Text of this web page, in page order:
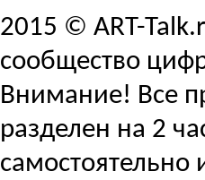
2015 © ART-
сообщество
Внимание! Все
разделен на 2
самостоятельно